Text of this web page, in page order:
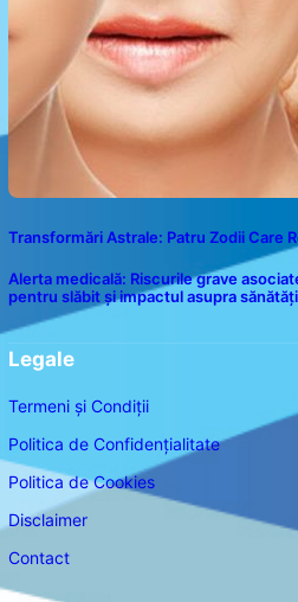
Transformări Astrale: Patru Zodii Care
Alerta medicală: Riscurile grave
pentru slăbit și impactul asupra
Legale
Termeni și Condiții
Politica de Confidențialitate
Politica de Cookies
Disclaimer
Contact